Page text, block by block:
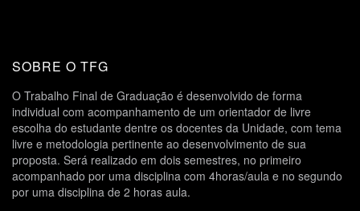
SOBRE O TFG
O Trabalho Final de Graduação é desenvolvido de forma
individual com acompanhamento de um orientador de livre
escolha do estudante dentre os docentes da Unidade, com tema
livre e metodologia pertinente ao desenvolvimento de sua
proposta. Será realizado em dois semestres, no primeiro
acompanhado por uma disciplina com 4horas/aula e no segundo
por uma disciplina de 2 horas aula.